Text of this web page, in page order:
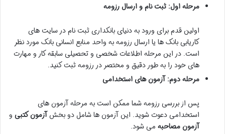
مرحله اول: ثبت نام و ارسال رزومه
اولین قدم برای ورود به دنیای بانکداری ثبت نام در سایت های
کاریابی بانک ها یا ارسال رزومه به واحد منابع انسانی بانک مورد نظر
است. در این مرحله اطلاعات شخصی و تحصیلی سابقه کار و مهارت
های خود را به طور دقیق و مختصر در رزومه ثبت کنید.
مرحله دوم: آزمون های استخدامی
پس از بررسی رزومه شما ممکن است به مرحله آزمون های
استخدامی دعوت شوید. این آزمون ها شامل دو بخشآزمون کتبی و
آزمون مصاحبه می شود.